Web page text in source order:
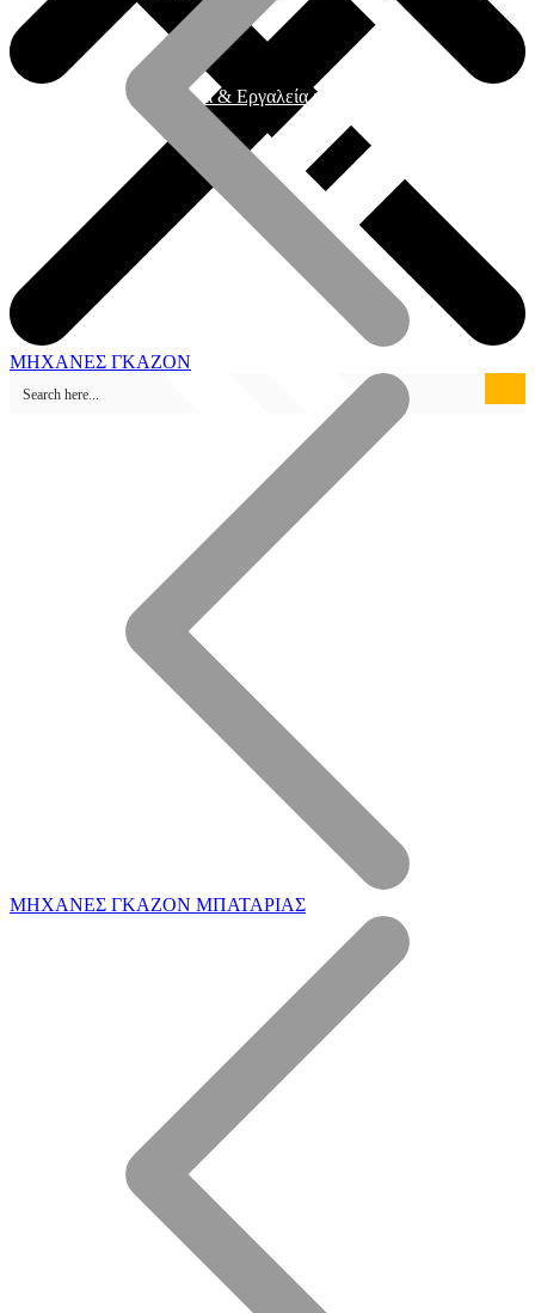
Καταστήματα Πώλησης
Η Εταιρεία μας
Ηλεκτρικά εργαλεία & Εργαλεία μπαταρίας
Ηλεκτροσυγκόλληση
Επεξεργασία ξύλου
ΜΗΧΑΝΕΣ ΓΚΑΖΟΝ
ΜΗΧΑΝΕΣ ΓΚΑΖΟΝ ΜΠΑΤΑΡΙΑΣ